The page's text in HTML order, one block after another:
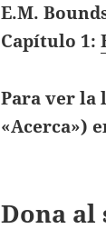
E.M.
Capítulo 1:
Para ver la
«Acerca»)
Dona al